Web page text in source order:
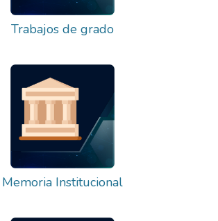
Trabajos de grado
Memoria Institucional